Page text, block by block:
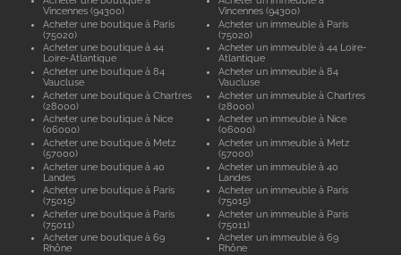
Vincennes (94300)
Acheter une boutique à Paris
(75020)
Acheter une boutique à 44
Loire-Atlantique
Acheter une boutique à 84
Vaucluse
Acheter une boutique à Chartres
(28000)
Acheter une boutique à Nice
(06000)
Acheter une boutique à Metz
(57000)
Acheter une boutique à 40
Landes
Acheter une boutique à Paris
(75015)
Acheter une boutique à Paris
(75011)
Acheter une boutique à 69
Rhône
Vincennes (94300)
Acheter un immeuble à Paris
(75020)
Acheter un immeuble à 44 Loire-
Atlantique
Acheter un immeuble à 84
Vaucluse
Acheter un immeuble à Chartres
(28000)
Acheter un immeuble à Nice
(06000)
Acheter un immeuble à Metz
(57000)
Acheter un immeuble à 40
Landes
Acheter un immeuble à Paris
(75015)
Acheter un immeuble à Paris
(75011)
Acheter un immeuble à 69
Rhône